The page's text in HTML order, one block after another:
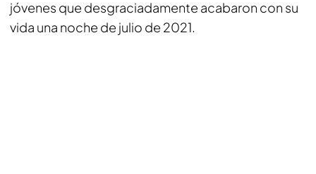
jóvenes que desgraciadamente acabaron con su
vida una noche de julio de 2021.